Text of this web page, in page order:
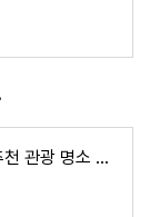
발리 여행 코스, 자유여행 추천 관광 명소 꼭 가봐야 하는 곳 베스트 7